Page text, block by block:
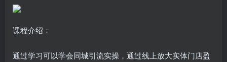
课程介绍：
通过学习可以学会同城引流实操，通过线上放大实体门店盈